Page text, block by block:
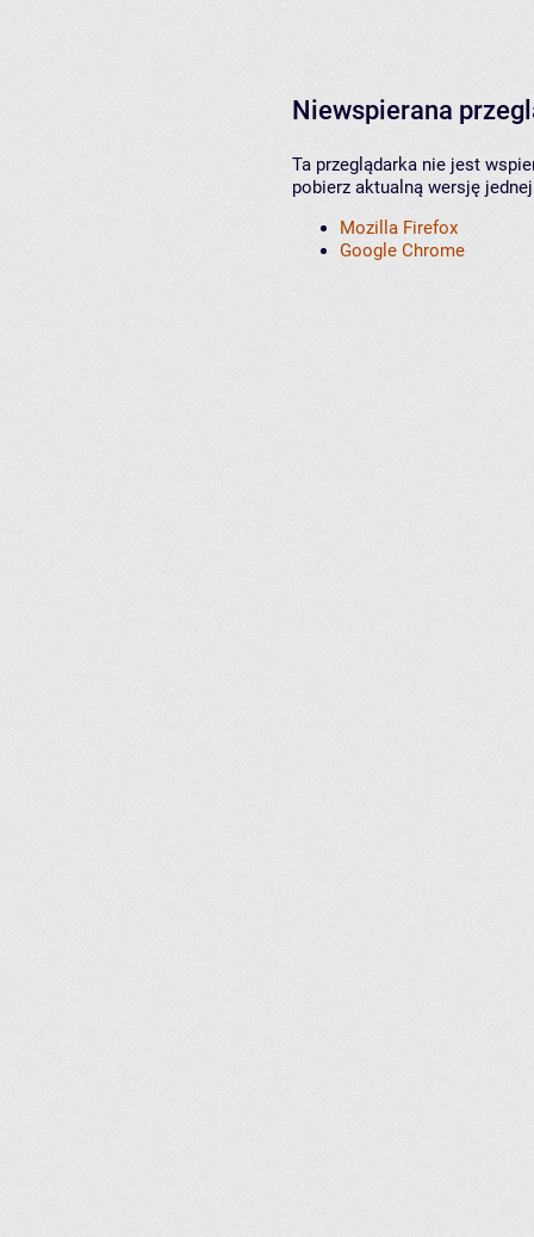
Niewspierana
Ta przeglądarka nie jest
pobierz aktualną wersję
Mozilla Firefox
Google Chrome